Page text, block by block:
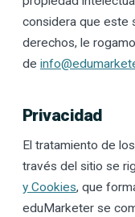
considera que este
derechos, le
de
Privacidad
El tratamiento de
través del sitio se
y Cookies, que
eduMarketer se